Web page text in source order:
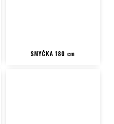
SMYČKA 180 cm